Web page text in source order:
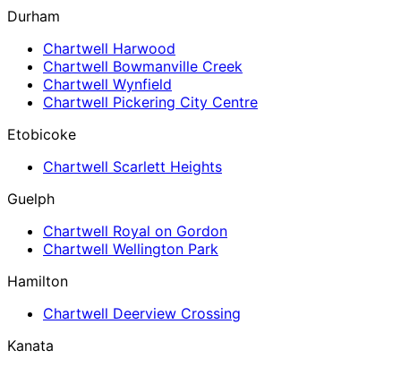
Durham
Chartwell Harwood
Chartwell Bowmanville Creek
Chartwell Wynfield
Chartwell Pickering City Centre
Etobicoke
Chartwell Scarlett Heights
Guelph
Chartwell Royal on Gordon
Chartwell Wellington Park
Hamilton
Chartwell Deerview Crossing
Kanata